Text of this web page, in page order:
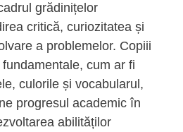
grădinițelor
critică, curiozitatea și
a problemelor. Copiii
cum ar fi
culorile și vocabularul,
progresul academic în
abilităților